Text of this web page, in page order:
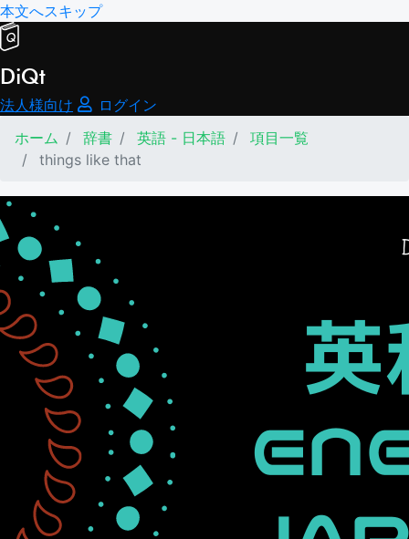
本文へスキップ
DiQt
法人様向け
ログイン
ホーム
辞書 英語 - 日本語
項目一覧
things like that